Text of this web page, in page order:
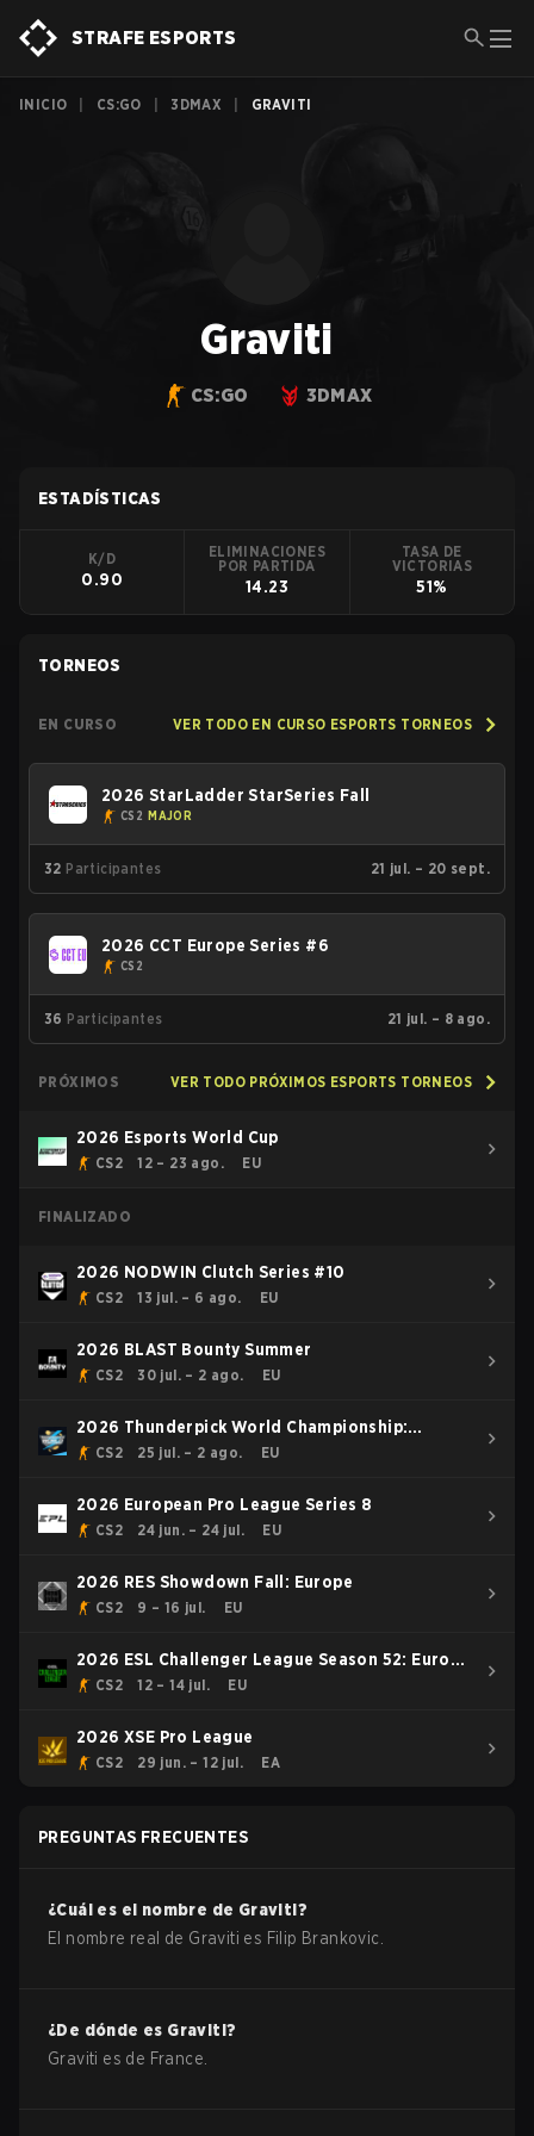
STRAFE ESPORTS
INICIO CS:GO 3DMAX GRAVITI
Graviti
CS:GO 3DMAX
ESTADÍSTICAS
K/D
0.90
ELIMINACIONES
POR PARTIDA
14.23
TASA DE
VICTORIAS
51%
TORNEOS
EN CURSO VER TODO EN CURSO ESPORTS TORNEOS
2026 StarLadder StarSeries Fall
CS2 MAJOR
32 Participantes 21 jul. – 20 sept.
2026 CCT Europe Series #6
CS2
36 Participantes 21 jul. – 8 ago.
PRÓXIMOS VER TODO PRÓXIMOS ESPORTS TORNEOS
2026 Esports World Cup
CS2 12 – 23 ago. EU
FINALIZADO
2026 NODWIN Clutch Series #10
CS2 13 jul. – 6 ago. EU
2026 BLAST Bounty Summer
CS2 30 jul. – 2 ago. EU
2026 Thunderpick World Championship:
European Series #2
CS2 25 jul. – 2 ago. EU
2026 European Pro League Series 8
CS2 24 jun. – 24 jul. EU
2026 RES Showdown Fall: Europe
CS2 9 – 16 jul. EU
2026 ESL Challenger League Season 52: Europe
- Cup #1
CS2 12 – 14 jul. EU
2026 XSE Pro League
CS2 29 jun. – 12 jul. EA
PREGUNTAS FRECUENTES
¿Cuál es el nombre de Graviti?
El nombre real de Graviti es Filip Brankovic
¿De dónde es Graviti?
Graviti es de France